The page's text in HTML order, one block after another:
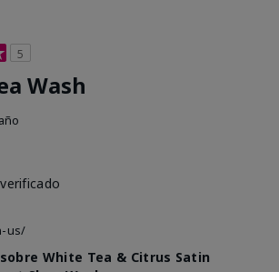
5
Wash
us/
White Tea & Citrus Satin